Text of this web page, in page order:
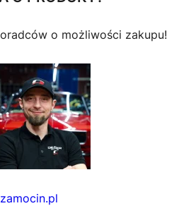
o możliwości zakupu!